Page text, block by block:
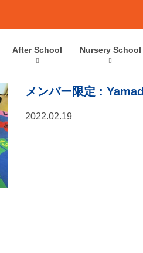
After School Nursery School
メンバー限定 :
2022.02.19